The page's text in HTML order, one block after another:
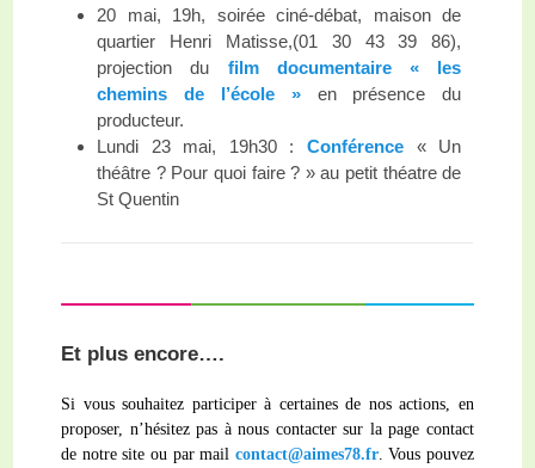
20 mai, 19h, soirée ciné-débat, maison de
quartier Henri Matisse,(01 30 43 39 86),
projection du film documentaire « les
chemins de l’école »
en présence du
producteur.
Lundi 23 mai, 19h30 :Conférence « Un
théâtre ? Pour quoi faire ? » au petit théatre de
St Quentin
Et plus encore….
Si vous souhaitez participer à certaines de nos actions, en
proposer, n’hésitez pas à nous contacter sur la page contact
de notre site ou par mail contact@aimes78.fr. Vous pouvez